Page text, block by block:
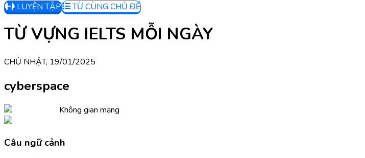
LUYỆN TẬP
TỪ CÙNG CHỦ ĐỀ
TỪ VỰNG IELTS MỖI NGÀY
CHỦ NHẬT, 19/01/2025
cyberspace
Không gian mạng
Câu ngữ cảnh